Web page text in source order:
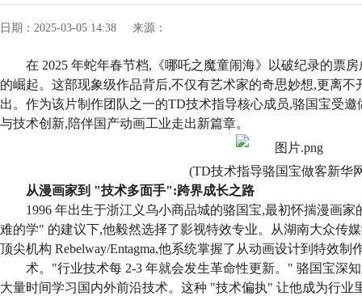
日期：2025-03-05 14:38 来源：
在 2025 年蛇年春节档,《哪吒之魔童闹海》以破纪录的票
的崛起。这部现象级作品背后,不仅有艺术家的奇思妙想,更离
出。作为该片制作团队之一的TD技术指导核心成员,骆国宝受邀
与技术创新,陪伴国产动画工业走出新篇章。
(TD技术指导骆国宝做客新华
从漫画家到 "技术多面手":跨界成长之路
1996 年出生于浙江义乌小商品城的骆国宝,最初怀揣漫画
难的学" 的建议下,他毅然选择了影视特效专业。从湖南大众传
顶尖机构 Rebelway/Entagma,他系统掌握了从动画设计到特效制
术。"行业技术每 2-3 年就会发生革命性更新。" 骆国宝深
大量时间学习国内外前沿技术。这种 "技术偏执" 让他成为行